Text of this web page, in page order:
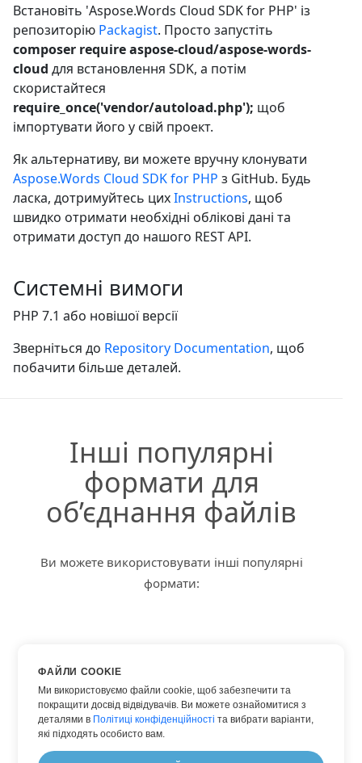
Встановіть 'Aspose.Words Cloud SDK for PHP' із
репозиторію Packagist. Просто запустіть
composer require aspose-cloud/aspose-words-
cloud для встановлення SDK, а потім
скористайтеся
require_once('vendor/autoload.php'); щоб
імпортувати його у свій проект.
Як альтернативу, ви можете вручну клонувати
Aspose.Words Cloud SDK for PHP з GitHub. Будь
ласка, дотримуйтесь цихInstructions, щоб
швидко отримати необхідні облікові дані та
отримати доступ до нашого REST API.
Системні вимоги
PHP 7.1 або новішої версії
Зверніться до Repository Documentation, щоб
побачити більше деталей.
Інші популярні
формати для
об’єднання файлів
Ви можете використовувати інші популярні
формати:
PDF INTO ЗОБРАЖЕННЯ
PDF INTO JPG
PDF INTO PNG
ФАЙЛИ COOKIE
Ми використовуємо файли cookie, щоб забезпечити та
покращити досвід відвідувачів. Ви можете ознайомитися з
деталями в Політиці конфіденційності та вибрати варіанти,
які підходять особисто вам.